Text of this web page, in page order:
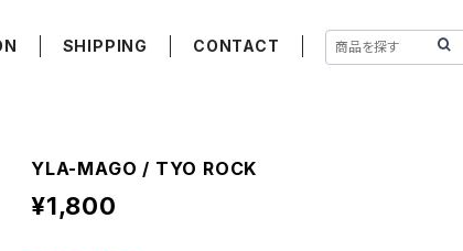
SHIPPING CONTACT
YLA-MAGO / TYO ROCK
¥1,800